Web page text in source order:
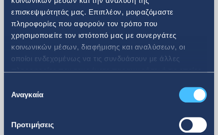
επισκεψιμότητάς μας. Επιπλέον, μοιραζόμαστε
πληροφορίες που αφορούν τον τρόπο που
χρησιμοποιείτε τον ιστότοπό μας με συνεργάτες
κοινωνικών μέσων, διαφήμισης και αναλύσεων, οι
οποίοι ενδεχομένως να τις συνδυάσουν με άλλες
πληροφορίες που τους έχετε παραχωρήσει ή τις οποίες
των υπηρεσιών τους.
συγκατάθεσης
Αναγκαία
Προτιμήσεις
08. 07. 2026
Ανακοίνωση αγοράς ιδίων
μετοχών